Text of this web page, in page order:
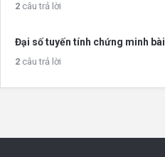
2câu trả lời
Đại số tuyến tính chứng minh bài
2câu trả lời